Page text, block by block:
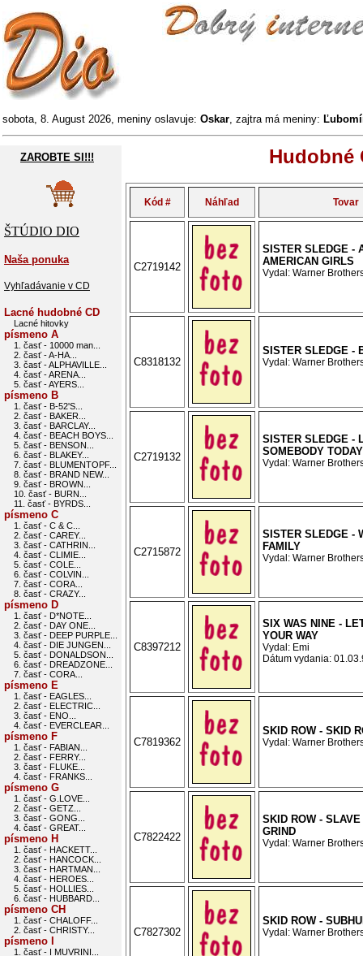
sobota, 8. August 2026, meniny oslavuje: Oskar, zajtra má meniny:
ZAROBTE SI!!!
ŠTÚDIO DIO
Naša ponuka
Vyhľadávanie v CD
Lacné hudobné CD
Lacné hitovky
písmeno A
1. časť - 10000 man...
2. časť - A-HA...
3. časť - ALPHAVILLE...
4. časť - ARENA...
5. časť - AYERS...
písmeno B
1. časť - B-52'S...
2. časť - BAKER...
3. časť - BARCLAY...
4. časť - BEACH BOYS...
5. časť - BENSON...
6. časť - BLAKEY...
7. časť - BLUMENTOPF...
8. časť - BRAND NEW...
9. časť - BROWN...
10. časť - BURN...
11. časť - BYRDS...
písmeno C
1. časť - C & C...
2. časť - CAREY...
3. časť - CATHRIN...
4. časť - CLIMIE...
5. časť - COLE...
6. časť - COLVIN...
7. časť - CORA...
8. časť - CRAZY...
písmeno D
1. časť - D*NOTE...
2. časť - DAY ONE...
3. časť - DEEP PURPLE...
4. časť - DIE JUNGEN...
5. časť - DONALDSON...
6. časť - DREADZONE...
7. časť - CORA...
písmeno E
1. časť - EAGLES...
2. časť - ELECTRIC...
3. časť - ENO...
4. časť - EVERCLEAR...
písmeno F
1. časť - FABIAN...
2. časť - FERRY...
3. časť - FLUKE...
4. časť - FRANKS...
písmeno G
1. časť - G.LOVE...
2. časť - GETZ...
3. časť - GONG...
4. časť - GREAT...
písmeno H
1. časť - HACKETT...
2. časť - HANCOCK...
3. časť - HARTMAN...
4. časť - HEROES...
5. časť - HOLLIES...
6. časť - HUBBARD...
písmeno CH
1. časť - CHALOFF...
2. časť - CHRISTY...
písmeno I
1. časť - I MUVRINI...
Hudobné
Kód # Náhľad Tovar
C2719142
SISTER SLEDGE -
AMERICAN GIRLS
Vydal: Warner
C8318132
SISTER SLEDGE -
Vydal: Warner
C2719132
SISTER SLEDGE -
SOMEBODY TODAY
Vydal: Warner
C2715872
SISTER SLEDGE -
FAMILY
Vydal: Warner
C8397212
SIX WAS NINE -
YOUR WAY
Vydal: Emi
Dátum vydania:
C7819362
SKID ROW - SKID
Vydal: Warner
C7822422
SKID ROW -
GRIND
Vydal: Warner
C7827302
SKID ROW -
Vydal: Warner